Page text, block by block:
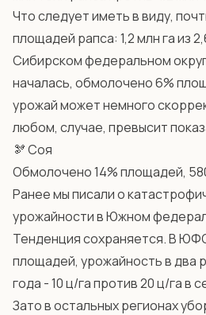
Что следует иметь в виду,
площадей рапса: 1,2 млн га из
Сибирском федеральном
началась, обмолочено 6%
урожай может немного
любом, случае, превысит
🫘 Соя
Обмолочено 14% площадей,
Ранее мы писали о
урожайности в Южном
Тенденция сохраняется. В
площадей, урожайность в два
года - 10 ц/га против 20 ц/га в
Зато в остальных регионах